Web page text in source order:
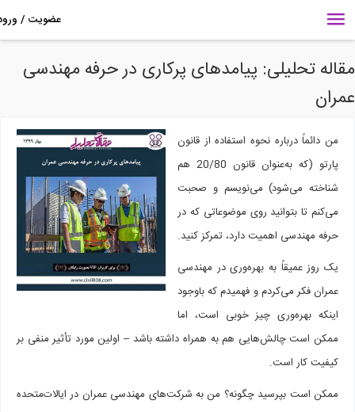
تحلیلی: پیامدهای پرکاری در حرفه مهندسی
من دائماً درباره نحوه استفاده از قانون
پارتو (که به‌عنوان قانون 20/80 هم
شناخته می‌شود) می‌نویسم و صحبت
می‌کنم تا بتوانید روی موضوعاتی که در
حرفه مهندسی اهمیت دارد، تمرکز کنید.
یک روز عمیقاً به بهره‌وری در مهندسی
عمران فکر می‌کردم و فهمیدم که باوجود
اینکه بهره‌وری چیز خوبی است، اما
ممکن است چالش‌هایی هم به همراه داشته باشد – اولین مورد تأثیر منفی بر
کیفیت کار است.
ممکن است بپرسید چگونه؟ من به شرکت‌های مهندسی عمران در ایالات‌متحده